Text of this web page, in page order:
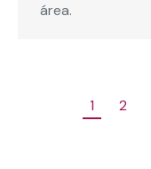
área.
1 2